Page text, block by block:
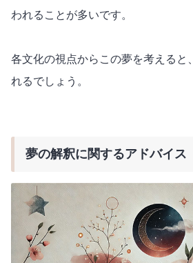
われることが多いです。
各文化の視点からこの夢を考えると
れるでしょう。
夢の解釈に関するアドバイス